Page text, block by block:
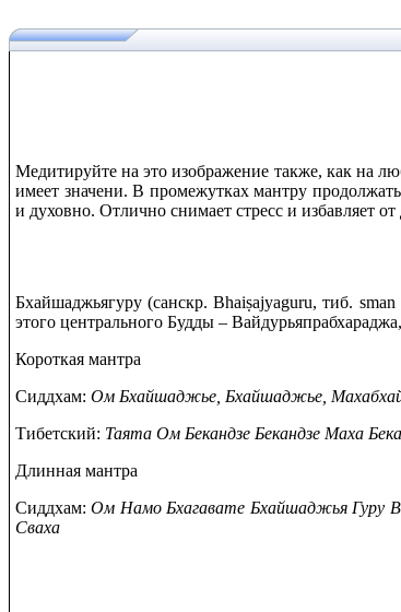
Медитируйте на это изображение также, как на
имеет значени. В промежутках мантру
и духовно. Отлично снимает стресс и избавляет от
Бхайшаджьягуру (санскр. Bhaiṣajyaguru, тиб.
этого центрального Будды –
Короткая мантра
Сиддхам: Ом Бхайшаджье, Бхайшаджье,
Тибетский: Таята Ом Бекандзе Бекандзе Маха
Длинная мантра
Сиддхам:Ом Намо Бхагавате Бхайшаджья Гуру
Сваха